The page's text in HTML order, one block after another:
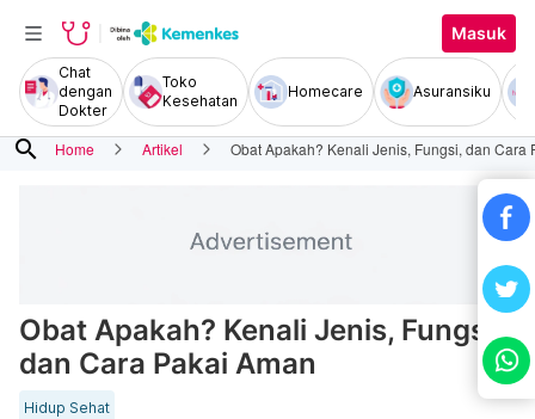
Masuk
Chat
dengan
Dokter
Toko
Kesehatan
Homecare Asuransiku
search Home Artikel Obat Apakah? Kenali Jenis, Fungsi, dan Cara
Obat Apakah? Kenali Jenis, Fungsi,
dan Cara Pakai Aman
Hidup Sehat